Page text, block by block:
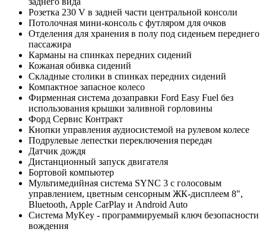
Розетка 230 V в задней части центральной консоли
Потолочная мини-консоль с футляром для очков
Отделения для хранения в полу под сиденьем переднего
пассажира
Карманы на спинках передних сидений
Кожаная обивка сидений
Складные столики в спинках передних сидений
Компактное запасное колесо
Фирменная система дозаправки Ford Easy Fuel без
использования крышки заливной горловины
Форд Сервис Контракт
Кнопки управления аудиосистемой на рулевом колесе
Подрулевые лепестки переключения передач
Датчик дождя
Дистанционный запуск двигателя
Бортовой компьютер
Мультимедийная система SYNC 3 с голосовым
управлением, цветным сенсорным ЖК-дисплеем 8",
Bluetooth, Apple CarPlay и Android Auto
Система MyKey - программируемый ключ безопасности
вождения